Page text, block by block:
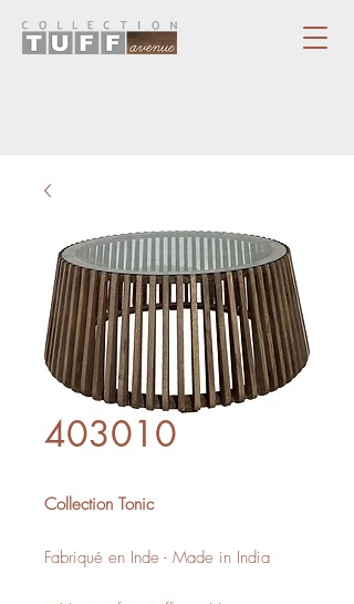
403010
Collection Tonic
Fabriqué en Inde - Made in India